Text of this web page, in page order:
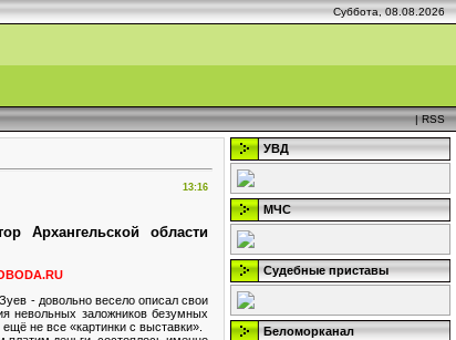
Суббота, 08.08.2026
|RSS
13:16
Архангельской области
- довольно весело описал свои
невольных заложников безумных
не все «картинки с выставки».
УВД
МЧС
Судебные приставы
Беломорканал